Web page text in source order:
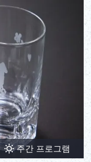
주간 프로그램